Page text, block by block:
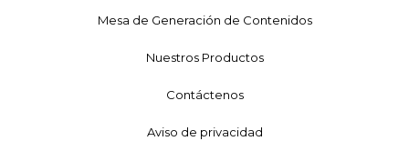
Mesa de Generación de Contenidos
Nuestros Productos
Contáctenos
Aviso de privacidad